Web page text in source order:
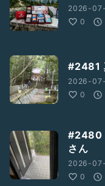
2026-
0
#2481
2026-
0
#2480
さん
2026-
0